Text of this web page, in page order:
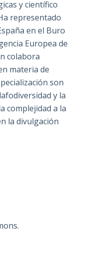
y científico
representado
en el Buro
Europea de
colabora
materia de
son
y la
complejidad a la
la divulgación
.